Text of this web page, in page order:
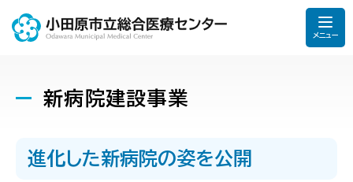
メニュー
新病院建設事業
進化した新病院の姿を公開